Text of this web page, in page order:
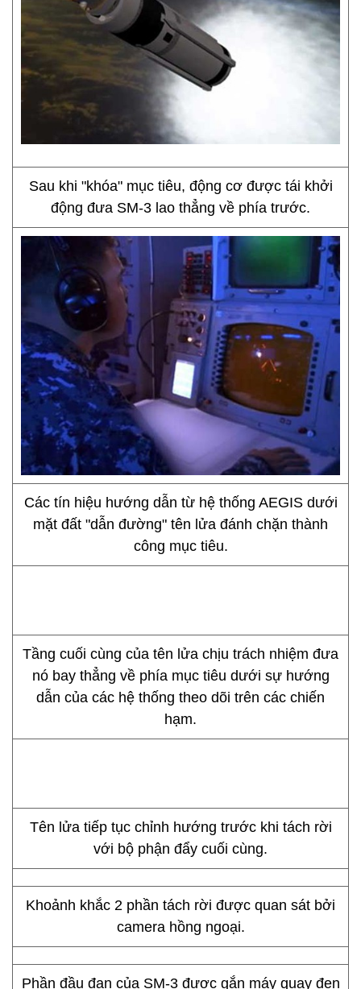
Sau khi "khóa" mục tiêu, động cơ được tái khởi
động đưa SM-3 lao thẳng về phía trước.
Các tín hiệu hướng dẫn từ hệ thống AEGIS dưới
mặt đất "dẫn đường" tên lửa đánh chặn thành
công mục tiêu.